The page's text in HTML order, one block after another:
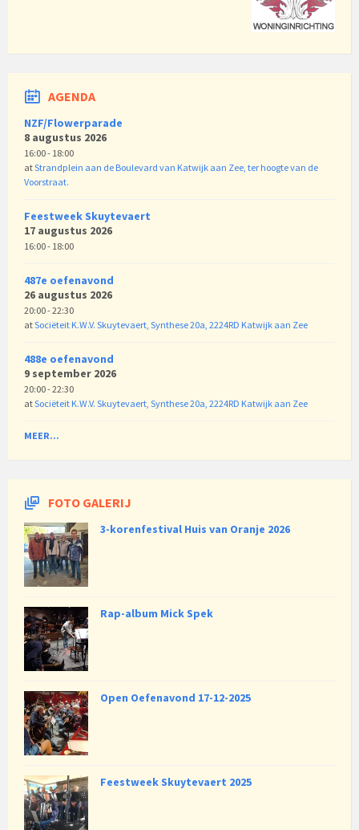
AGENDA
NZF/Flowerparade
8 augustus 2026
16:00 - 18:00
atStrandplein aan de Boulevard van Katwijk aan Zee, ter hoogte van de
Voorstraat.
Feestweek Skuytevaert
17 augustus 2026
16:00 - 18:00
487e oefenavond
26 augustus 2026
20:00 - 22:30
atSociëteit K.W.V. Skuytevaert, Synthese 20a, 2224RD Katwijk aan Zee
488e oefenavond
9 september 2026
20:00 - 22:30
atSociëteit K.W.V. Skuytevaert, Synthese 20a, 2224RD Katwijk aan Zee
MEER...
FOTO GALERIJ
3-korenfestival Huis van Oranje 2026
Rap-album Mick Spek
Open Oefenavond 17-12-2025
Feestweek Skuytevaert 2025